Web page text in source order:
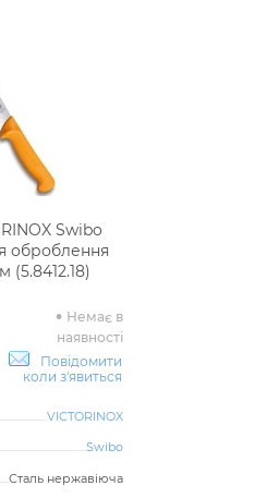
Swibo
оброблення
(5.8412.18)
Немає в
наявності
Повідомити
коли з'явиться
VICTORINOX
Swibo
Сталь нержавіюча